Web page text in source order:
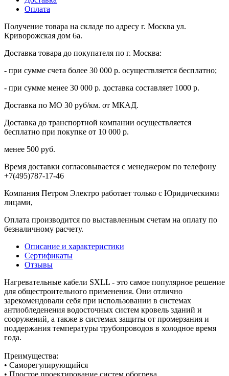
Оплата
Получение товара на складе по адресу г. Москва ул.
Криворожская дом 6а.
Доставка товара до покупателя по г. Москва:
- при сумме счета более 30 000 р. осуществляется бесплатно;
- при сумме менее 30 000 р. доставка составляет 1000 р.
Доставка по МО 30 руб/км. от МКАД.
Доставка до транспортной компании осуществляется
бесплатно при покупке от 10 000 р.
менее 500 руб.
Время доставки согласовывается с менеджером по телефону
+7(495)787-17-46
Компания Петром Электро работает только с Юридическими
лицами,
Оплата производится по выставленным счетам на оплату по
безналичному расчету.
Описание и характеристики
Сертификаты
Отзывы
Нагревательные кабели SXLL - это самое популярное решение
для общестроительного применения. Они отлично
зарекомендовали себя при использовании в системах
антиобледенения водосточных систем кровель зданий и
сооружений, а также в системах защиты от промерзания и
поддержания температуры трубопроводов в холодное время
года.
Преимущества:
• Саморегулирующийся
• Простое проектирование систем обогрева